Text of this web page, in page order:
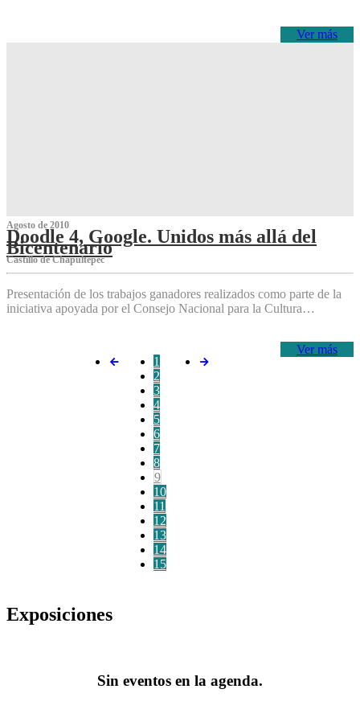
Ver más
Agosto de 2010
Doodle 4, Google. Unidos más allá del
Bicentenario
Castillo de Chapultepec
Presentación de los trabajos ganadores realizados como parte de la
iniciativa apoyada por el Consejo Nacional para la Cultura…
Ver más
1
2
3
4
5
6
7
8
9
10
11
12
13
14
15
Exposiciones
Sin eventos en la agenda.